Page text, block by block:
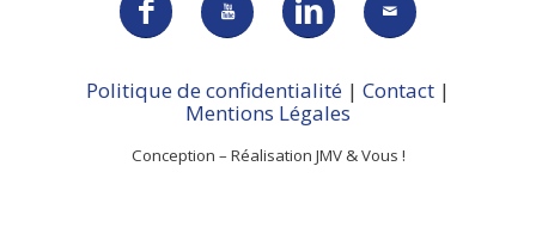
Politique de confidentialité | Contact |
Mentions Légales
Conception – Réalisation JMV & Vous !